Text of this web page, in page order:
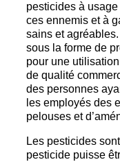
pesticides à
ces ennemis et à
sains et
sous la forme de
pour une
de qualité
des personnes
les employés des
pelouses et
Les pesticides
pesticide puisse